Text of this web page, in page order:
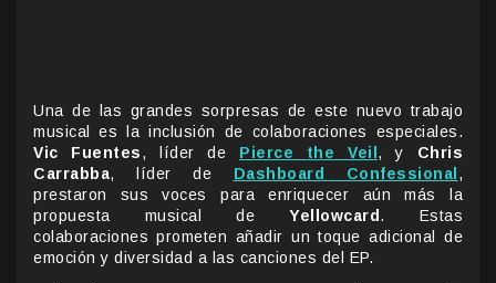
Una de las grandes sorpresas de este nuevo trabajo
musical es la inclusión de colaboraciones especiales.
Vic Fuentes, líder de Pierce the Veil , y Chris
Carrabba, líder de Dashboard Confessional ,
prestaron sus voces para enriquecer aún más la
propuesta musical de Yellowcard . Estas
colaboraciones prometen añadir un toque adicional de
emoción y diversidad a las canciones del EP.